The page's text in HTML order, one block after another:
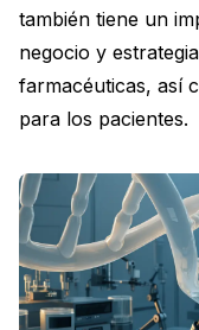
también tiene un
negocio y
farmacéuticas, así
para los pacientes.